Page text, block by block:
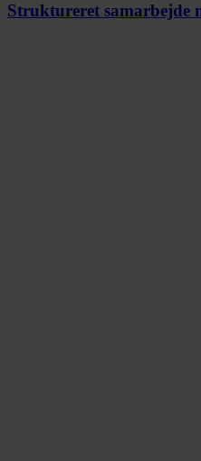
Struktureret samarbejde